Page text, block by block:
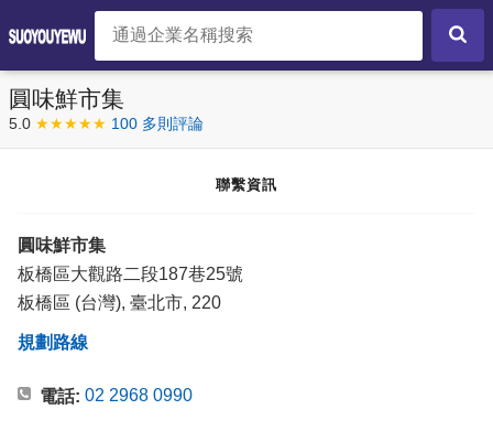
圓味鮮市集
5.0 ★★★★★ 100 多則評論
聯繫資訊
圓味鮮市集
板橋區大觀路二段187巷25號
板橋區 (台灣), 臺北市, 220
規劃路線
電話: 02 2968 0990